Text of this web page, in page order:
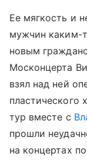
Ее мягкость и
мужчин каким-
новым
Москонцерта
взял над ней
пластического
тур вместе с
прошли
на концертах